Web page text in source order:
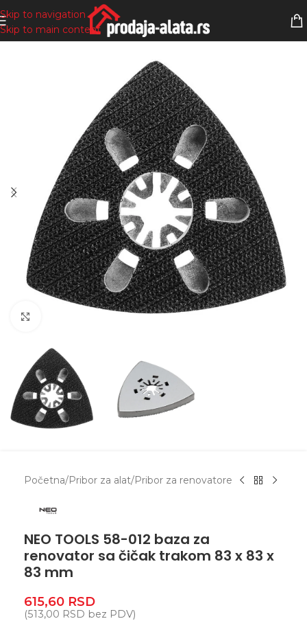
Skip to navigation
Skip to main content
Početna/Pribor za alat/Pribor za renovatore
NEO TOOLS 58-012 baza za
renovator sa čičak trakom 83 x 83 x
83 mm
615,60 RSD
(513,00 RSD bez PDV)